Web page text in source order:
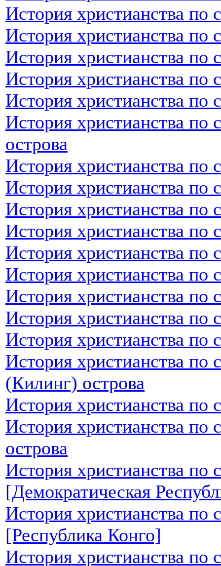
История христианства по
История христианства по
История христианства
История христианства по
История христианства по
История христианства
острова
История христианства по
История христианства
История христианства по
История христианства по
История христианства по
История христианства
История христианства по
История христианства по
История христианства по
История христианства по
(Килинг) острова
История христианства по
История христианства по
острова
История христианства по
[Демократическая
История христианства по
[Республика Конго]
История христианства по